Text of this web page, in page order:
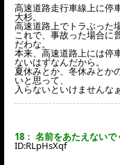
高速道路走行車線上に停
大杉。
高速道路上でトラぶった
これで、事故った場合に
だわな。
本来、高速道路上には停
ないはずなんだから。
夏休みとか、冬休みとか
いと思って、
入らないといけませんな
18 ： 名前をあたえないで
ID:RLpHsXqf